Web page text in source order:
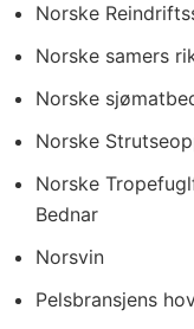
Norske
Norske samers
Norske
Norske
Norske
Bednar
Norsvin
Pelsbransjens